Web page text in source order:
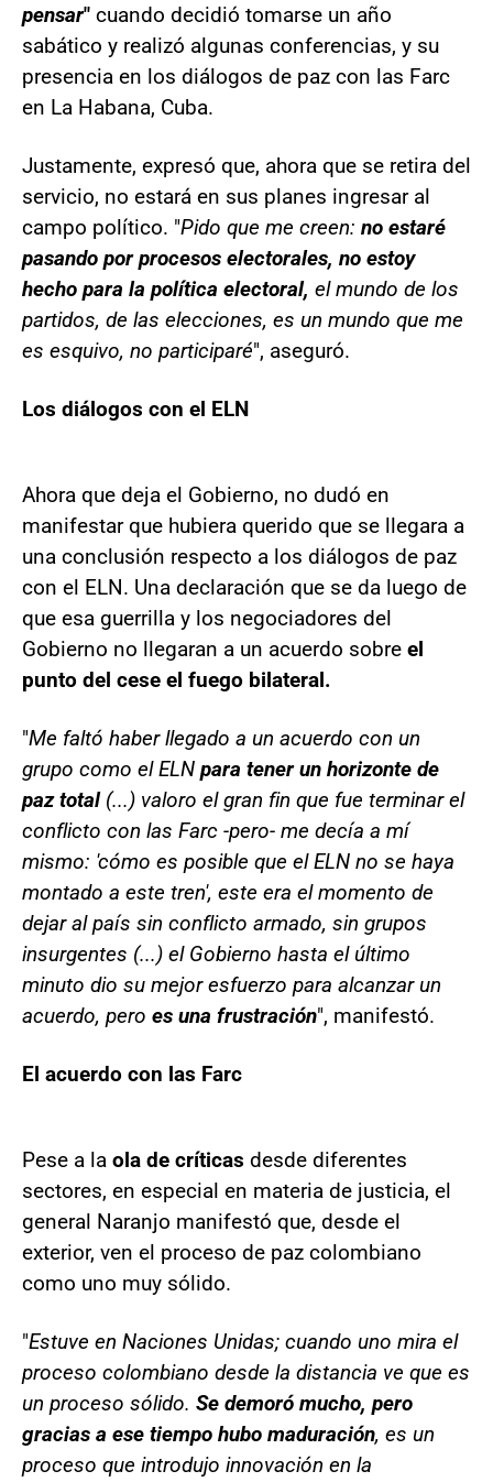
pensar" cuando decidió tomarse un año
sabático y realizó algunas conferencias, y su
presencia en los diálogos de paz con las Farc
en La Habana, Cuba.
Justamente, expresó que, ahora que se retira del
servicio, no estará en sus planes ingresar al
campo político. "Pido que me creen: no estaré
pasando por procesos electorales, no estoy
hecho para la política electoral, el mundo de los
partidos, de las elecciones, es un mundo que me
es esquivo, no participaré", aseguró.
Los diálogos con el ELN
Ahora que deja el Gobierno, no dudó en
manifestar que hubiera querido que se llegara a
una conclusión respecto a los diálogos de paz
con el ELN. Una declaración que se da luego de
que esa guerrilla y los negociadores del
Gobierno no llegaran a un acuerdo sobre el
punto del cese el fuego bilateral.
"Me faltó haber llegado a un acuerdo con un
grupo como el ELN para tener un horizonte de
paz total (...) valoro el gran fin que fue terminar el
conflicto con las Farc -pero- me decía a mí
mismo: 'cómo es posible que el ELN no se haya
montado a este tren', este era el momento de
dejar al país sin conflicto armado, sin grupos
insurgentes (...) el Gobierno hasta el último
minuto dio su mejor esfuerzo para alcanzar un
acuerdo, pero es una frustración", manifestó.
El acuerdo con las Farc
Pese a la ola de críticas desde diferentes
sectores, en especial en materia de justicia, el
general Naranjo manifestó que, desde el
exterior, ven el proceso de paz colombiano
como uno muy sólido.
"Estuve en Naciones Unidas; cuando uno mira el
proceso colombiano desde la distancia ve que es
un proceso sólido. Se demoró mucho, pero
gracias a ese tiempo hubo maduración, es un
proceso que introdujo innovación en la